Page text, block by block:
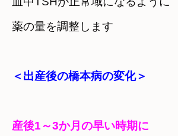
薬の量を調整します
＜出産後の橋本病の変化＞
産後1～3か月の早い時期に